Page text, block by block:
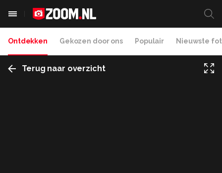
Ontdekken Gekozen door ons Populair Nieuwste
Terug naar overzicht